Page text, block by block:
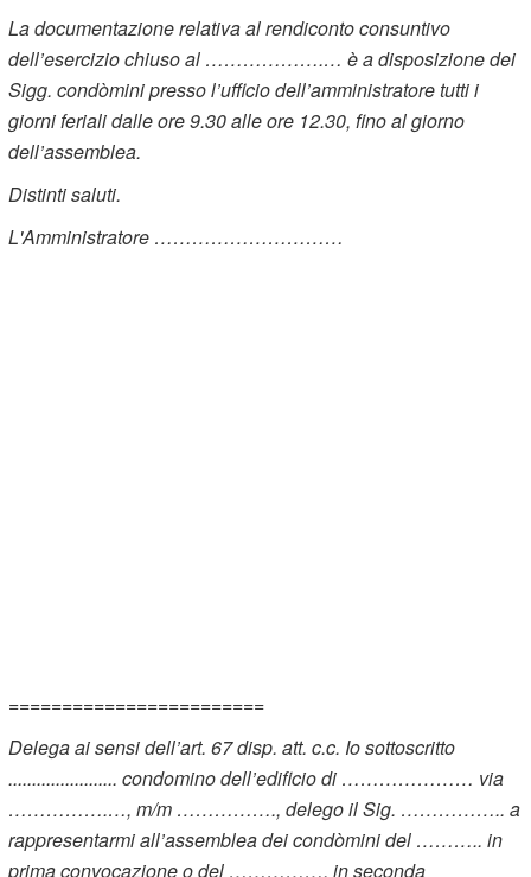
La documentazione relativa al rendiconto consuntivo
dell’esercizio chiuso al ……………….… è a disposizione dei
Sigg. condòmini presso l’ufficio dell’amministratore tutti i
giorni feriali dalle ore 9.30 alle ore 12.30, fino al giorno
dell’assemblea.
Distinti saluti.
L'Amministratore …………………………
========================
Delega ai sensi dell’art. 67 disp. att. c.c. Io sottoscritto
....................... condomino dell’edificio di ………………… via
…………….…, m/m ……………., delego il Sig. …………….. a
rappresentarmi all’assemblea dei condòmini del ……….. in
prima convocazione o del ……………. in seconda